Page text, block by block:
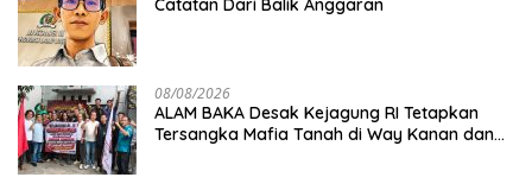
Catatan Dari Balik Anggaran
08/08/2026
ALAM BAKA Desak Kejagung RI Tetapkan
Tersangka Mafia Tanah di Way Kanan dan